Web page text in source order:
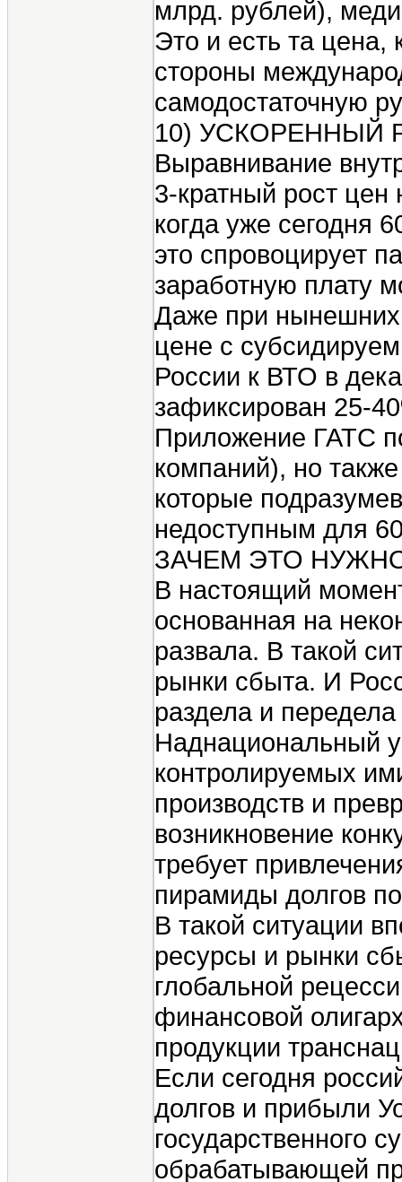
млрд. рублей),
Это и есть та цена,
стороны
самодостаточную
10)
Выравнивание
3-кратный рост
когда уже сегодня
это спровоцирует
заработную плату
Даже при нынешних
цене с
России к ВТО в
зафиксирован 25-
Приложение ГАТС
компаний), но
которые
недоступным для
ЗАЧЕМ ЭТО
В настоящий
основанная на
развала. В такой
рынки сбыта. И
раздела и
Наднациональный
контролируемых
производств и
возникновение
требует
пирамиды долгов
В такой ситуации
ресурсы и рынки
глобальной
финансовой
продукции
Если сегодня
долгов и прибыли
государственного
обрабатывающей